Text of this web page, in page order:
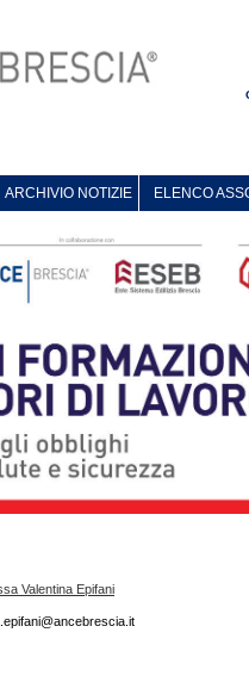
ARCHIVIO NOTIZIE ELENCO
Valentina Epifani